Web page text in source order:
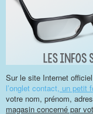
Sur le site Internet
l’onglet contact, un petit
votre nom, prénom,
magasin concerné par